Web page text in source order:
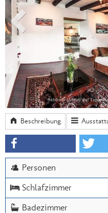
Beschreibung
Personen
Schlafzimmer
Badezimmer